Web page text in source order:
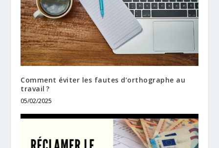
Comment éviter les fautes d’orthographe au
travail ?
05/02/2025